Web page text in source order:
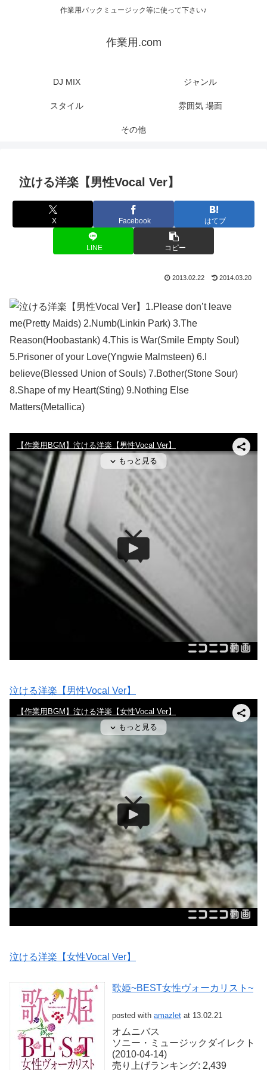
作業用バックミュージック等に使って下さい♪
作業用.com
DJ MIX ジャンル
スタイル 雰囲気 場面
その他
泣ける洋楽【男性Vocal Ver】
X Facebook はてブ
LINE コピー
2013.02.22 2014.03.20
1.Please don’t leave
me(Pretty Maids) 2.Numb(Linkin Park) 3.The
Reason(Hoobastank) 4.This is War(Smile Empty Soul)
5.Prisoner of your Love(Yngwie Malmsteen) 6.I
believe(Blessed Union of Souls) 7.Bother(Stone Sour)
8.Shape of my Heart(Sting) 9.Nothing Else
Matters(Metallica)
泣ける洋楽【男性Vocal Ver】
泣ける洋楽【女性Vocal Ver】
歌姫~BEST女性ヴォーカリスト~
posted with amazlet at 13.02.21
オムニバス
ソニー・ミュージックダイレクト
(2010-04-14)
売り上げランキング: 2,439